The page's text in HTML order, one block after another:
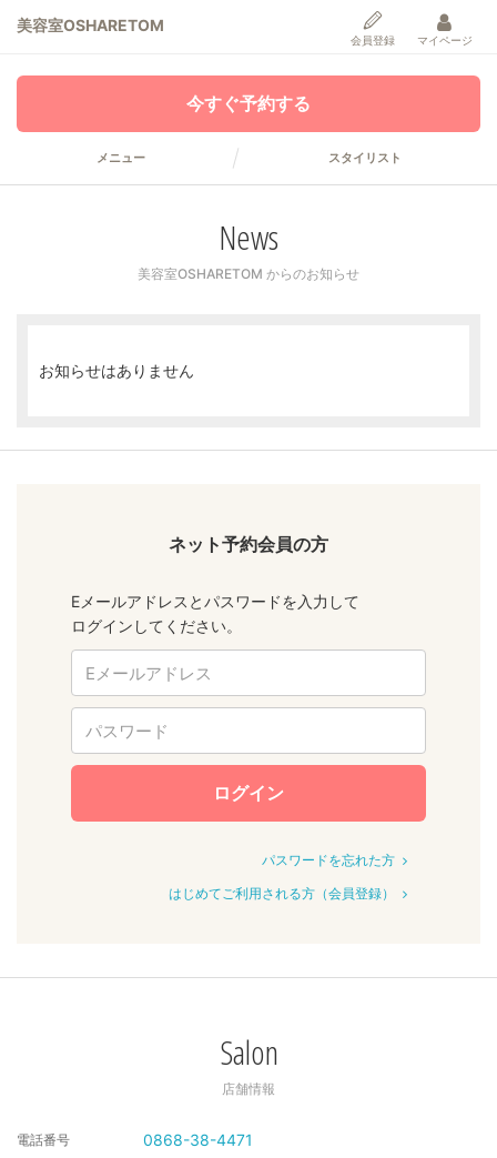
美容室OSHARETOM
会員登録 マイページ
今すぐ予約する
メニュー スタイリスト
News
美容室OSHARETOM からのお知らせ
お知らせはありません
ネット予約会員の方
Eメールアドレスとパスワードを入力して
ログインしてください。
ログイン
パスワードを忘れた方
はじめてご利用される方（会員登録）
Salon
店舗情報
電話番号 0868-38-4471